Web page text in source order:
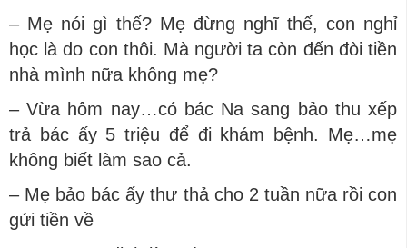
– Mẹ nói gì thế? Mẹ đừng nghĩ thế, con nghỉ
học là do con thôi. Mà người ta còn đến đòi tiền
nhà mình nữa không mẹ?
– Vừa hôm nay…có bác Na sang bảo thu xếp
trả bác ấy 5 triệu để đi khám bệnh. Mẹ…mẹ
không biết làm sao cả.
– Mẹ bảo bác ấy thư thả cho 2 tuần nữa rồi con
gửi tiền về